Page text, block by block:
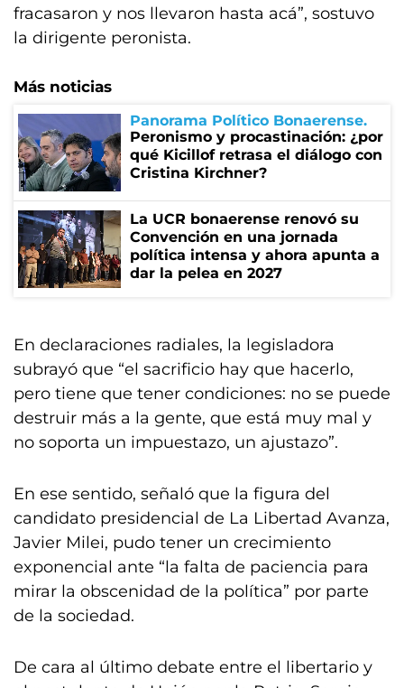
fracasaron y nos llevaron hasta acá”, sostuvo
la dirigente peronista.
Más noticias
Panorama Político Bonaerense
Peronismo y procastinación: ¿por
qué Kicillof retrasa el diálogo con
Cristina Kirchner?
La UCR bonaerense renovó su
Convención en una jornada
política intensa y ahora apunta a
dar la pelea en 2027
En declaraciones radiales, la legisladora
subrayó que “el sacrificio hay que hacerlo,
pero tiene que tener condiciones: no se puede
destruir más a la gente, que está muy mal y
no soporta un impuestazo, un ajustazo”.
En ese sentido, señaló que la figura del
candidato presidencial de La Libertad Avanza,
Javier Milei, pudo tener un crecimiento
exponencial ante “la falta de paciencia para
mirar la obscenidad de la política” por parte
de la sociedad.
De cara al último debate entre el libertario y